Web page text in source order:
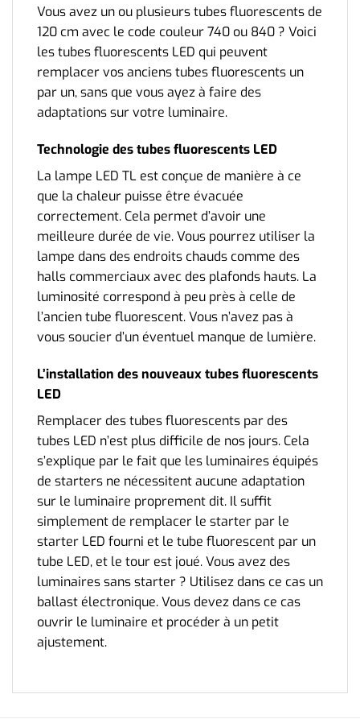
Vous avez un ou plusieurs tubes fluorescents de
120 cm avec le code couleur 740 ou 840 ? Voici
les tubes fluorescents LED qui peuvent
remplacer vos anciens tubes fluorescents un
par un, sans que vous ayez à faire des
adaptations sur votre luminaire.
Technologie des tubes fluorescents LED
La lampe LED TL est conçue de manière à ce
que la chaleur puisse être évacuée
correctement. Cela permet d’avoir une
meilleure durée de vie. Vous pourrez utiliser la
lampe dans des endroits chauds comme des
halls commerciaux avec des plafonds hauts. La
luminosité correspond à peu près à celle de
l’ancien tube fluorescent. Vous n’avez pas à
vous soucier d’un éventuel manque de lumière.
L’installation des nouveaux tubes fluorescents
LED
Remplacer des tubes fluorescents par des
tubes LED n’est plus difficile de nos jours. Cela
s’explique par le fait que les luminaires équipés
de starters ne nécessitent aucune adaptation
sur le luminaire proprement dit. Il suffit
simplement de remplacer le starter par le
starter LED fourni et le tube fluorescent par un
tube LED, et le tour est joué. Vous avez des
luminaires sans starter ? Utilisez dans ce cas un
ballast électronique. Vous devez dans ce cas
ouvrir le luminaire et procéder à un petit
ajustement.